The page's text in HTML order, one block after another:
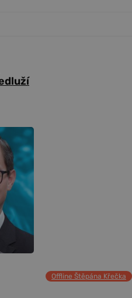
Offline Štěpána Křečka